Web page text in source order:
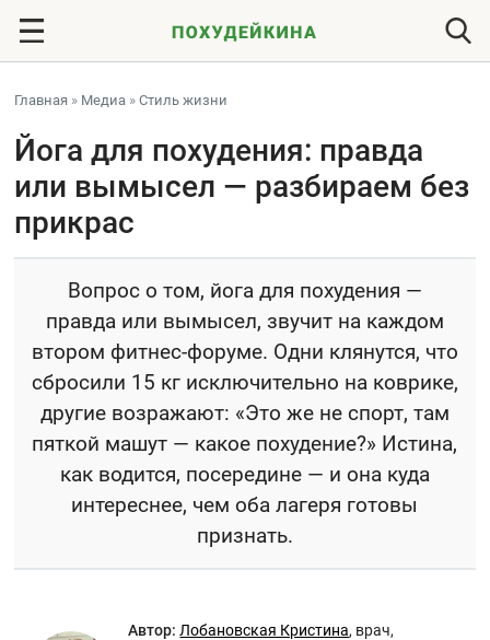
Главная » Медиа »Стиль жизни
Йога для похудения: правда
или вымысел — разбираем без
прикрас
Вопрос о том, йога для похудения —
правда или вымысел, звучит на каждом
втором фитнес-форуме. Одни клянутся, что
сбросили 15 кг исключительно на коврике,
другие возражают: «Это же не спорт, там
пяткой машут — какое похудение?» Истина,
как водится, посередине — и она куда
интереснее, чем оба лагеря готовы
признать.
Автор: Лобановская Кристина, врач,